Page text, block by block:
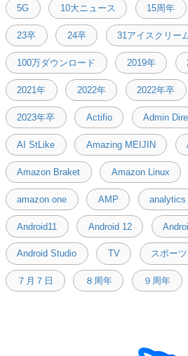
5G 10大ニュース 15周年
23卒 24卒 31アイスクリー
100万ダウンロード 2019年
2021年 2022年 2022年卒
2023年卒 Actifio Admin
AI StLike Amazing MEIJIN
Amazon Braket Amazon Linux
amazon one AMP analytics
Android11 Android 12
Android Studio TV スポーツ
７月７日 ８周年 ９周年